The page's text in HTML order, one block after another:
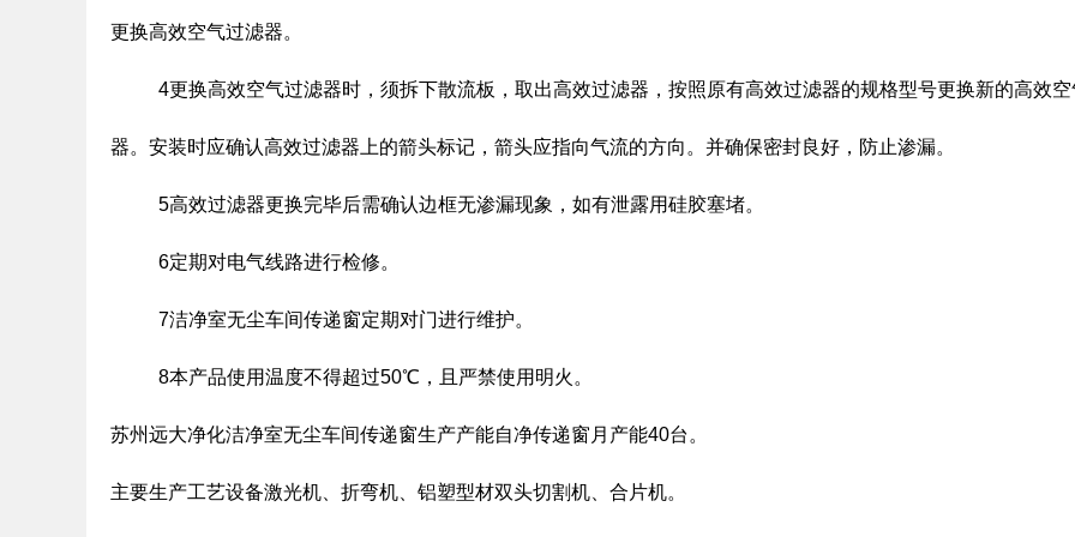
更换高效空气过滤器。
4更换高效空气过滤器时，须拆下散流板，取出高效过滤器，按照原有高效过滤器的规格型号更换新的高效空
器。安装时应确认高效过滤器上的箭头标记，箭头应指向气流的方向。并确保密封良好，防止渗漏。
5高效过滤器更换完毕后需确认边框无渗漏现象，如有泄露用硅胶塞堵。
6定期对电气线路进行检修。
7洁净室无尘车间传递窗定期对门进行维护。
8本产品使用温度不得超过50℃，且严禁使用明火。
苏州远大净化洁净室无尘车间传递窗生产产能自净传递窗月产能40台。
主要生产工艺设备激光机、折弯机、铝塑型材双头切割机、合片机。